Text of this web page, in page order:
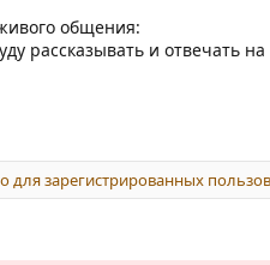
общения:
рассказывать и отвечать
зарегистрированных